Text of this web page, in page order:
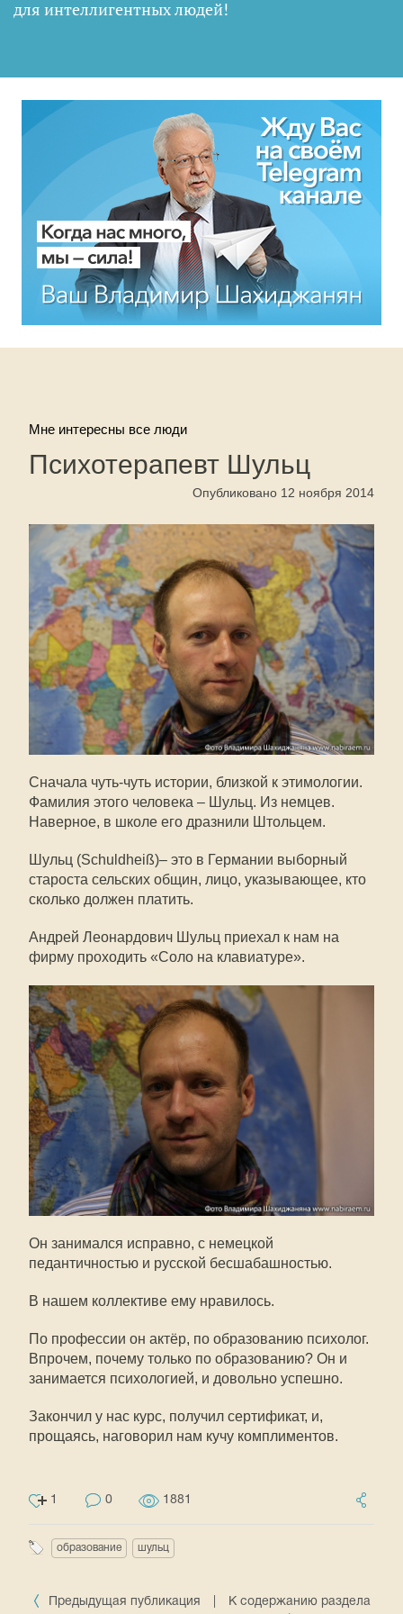
для интеллигентных людей!
Мне интересны все люди
Психотерапевт Шульц
Опубликовано 12 ноября 2014
Сначала чуть-чуть истории, близкой к этимологии.
Фамилия этого человека – Шульц. Из немцев.
Наверное, в школе его дразнили Штольцем.
Шульц (Schuldheiß)– это в Германии выборный
староста сельских общин, лицо, указывающее, кто
сколько должен платить.
Андрей Леонардович Шульц приехал к нам на
фирму проходить «Соло на клавиатуре».
Он занимался исправно, с немецкой
педантичностью и русской бесшабашностью.
В нашем коллективе ему нравилось.
По профессии он актёр, по образованию психолог.
Впрочем, почему только по образованию? Он и
занимается психологией, и довольно успешно.
Закончил у нас курс, получил сертификат, и,
прощаясь, наговорил нам кучу комплиментов.
1 0 1881
образование шульц
Предыдущая публикация
К содержанию раздела